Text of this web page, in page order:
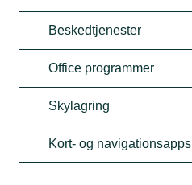
Beskedtjenester
Office programmer
Skylagring
Kort- og navigationsapps